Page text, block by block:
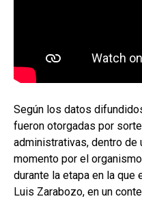
Según los datos
fueron otorgadas por
administrativas, dentro de
momento por el
durante la etapa en la que
Luis Zarabozo, en un